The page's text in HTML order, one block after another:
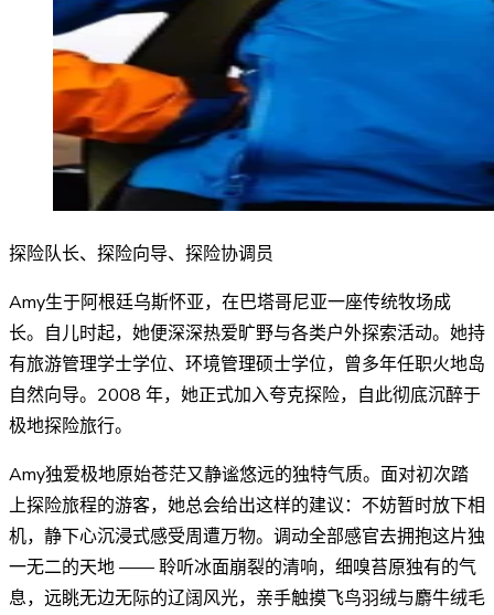
探险队长、探险向导、探险协调员
Amy生于阿根廷乌斯怀亚，在巴塔哥尼亚一座传统牧场成
长。自儿时起，她便深深热爱旷野与各类户外探索活动。她持
有旅游管理学士学位、环境管理硕士学位，曾多年任职火地岛
自然向导。2008 年，她正式加入夸克探险，自此彻底沉醉于
极地探险旅行。
Amy独爱极地原始苍茫又静谧悠远的独特气质。面对初次踏
上探险旅程的游客，她总会给出这样的建议：不妨暂时放下相
机，静下心沉浸式感受周遭万物。调动全部感官去拥抱这片独
一无二的天地 —— 聆听冰面崩裂的清响，细嗅苔原独有的气
息，远眺无边无际的辽阔风光，亲手触摸飞鸟羽绒与麝牛绒毛